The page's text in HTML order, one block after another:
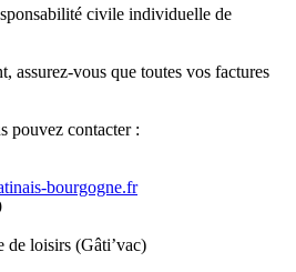
civile individuelle de
assurez-vous que toutes vos factures
pouvez contacter :
bourgogne.fr
de loisirs (Gâti’vac)